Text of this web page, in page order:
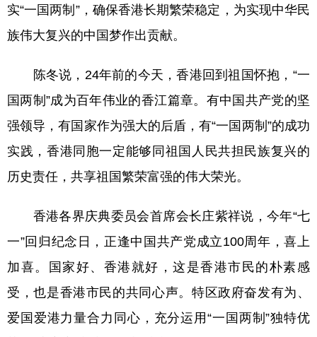
实“一国两制”，确保香港长期繁荣稳定，为实现中华民
族伟大复兴的中国梦作出贡献。
陈冬说，24年前的今天，香港回到祖国怀抱，“一
国两制”成为百年伟业的香江篇章。有中国共产党的坚
强领导，有国家作为强大的后盾，有“一国两制”的成功
实践，香港同胞一定能够同祖国人民共担民族复兴的
历史责任，共享祖国繁荣富强的伟大荣光。
香港各界庆典委员会首席会长庄紫祥说，今年“七
一”回归纪念日，正逢中国共产党成立100周年，喜上
加喜。国家好、香港就好，这是香港市民的朴素感
受，也是香港市民的共同心声。特区政府奋发有为、
爱国爱港力量合力同心，充分运用“一国两制”独特优